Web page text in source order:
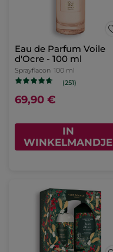
Eau de Parfum Voile
d'Ocre - 100 ml
Sprayflacon 100 ml
(251)
69,90 €
IN
WINKELMANDJE